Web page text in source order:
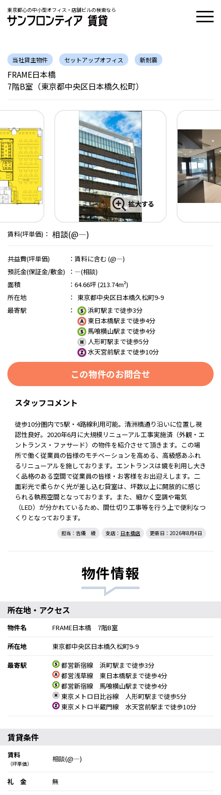
東京都心の中小型オフィス・店舗ビルの検索なら
当社貸主物件 セットアップオフィス 新耐震
FRAME日本橋
7階B室（東京都中央区日本橋久松町）
賃料(坪単価)： 相談(@―)
共益費(坪単価) ： 賃料に含む (@―)
預託金(保証金/敷金)
： ―(相談)
面積
： 64.66坪 (213.74m²)
所在地
：
東京都中央区日本橋久松町9-9
最寄駅
：
浜町駅まで徒歩3分
東日本橋駅まで徒歩4分
馬喰横山駅まで徒歩4分
人形町駅まで徒歩5分
水天宮前駅まで徒歩10分
この物件のお問合せ
スタッフコメント
徒歩10分圏内で5駅・4路線利用可能。清洲橋通り沿いに位置し視
認性良好。2020年6月に大規模リニューアル工事実施済（外観・エ
ントランス・ファサード）の物件を紹介させて頂きます。この場
所で働く従業員の皆様のモチベーションを高める、高級感あふれ
るリニューアルを施しております。エントランスは鏡を利用し大き
く品格のある空間で従業員の皆様・お客様をお出迎えします。二
面彩光で柔らかく光が差し込む貸室は、坪数以上に開放的に感じ
られる執務空間となっております。また、細かく空調や電気
（LED）が分かれているため、間仕切り工事等を行う上で便利なつ
くりとなっております。
担当：吉儀 綾 支店： 日本橋店 更新日：2026年8月4日
物件情報
所在地・アクセス
物件名
FRAME日本橋 7階B室
所在地
東京都中央区日本橋久松町9-9
最寄駅
都営新宿線 浜町駅まで徒歩3分
都営浅草線 東日本橋駅まで徒歩4分
都営新宿線 馬喰横山駅まで徒歩4分
東京メトロ日比谷線 人形町駅まで徒歩5分
東京メトロ半蔵門線 水天宮前駅まで徒歩10分
賃貸条件
賃料
（坪単価）
相談(@―)
礼 金
無